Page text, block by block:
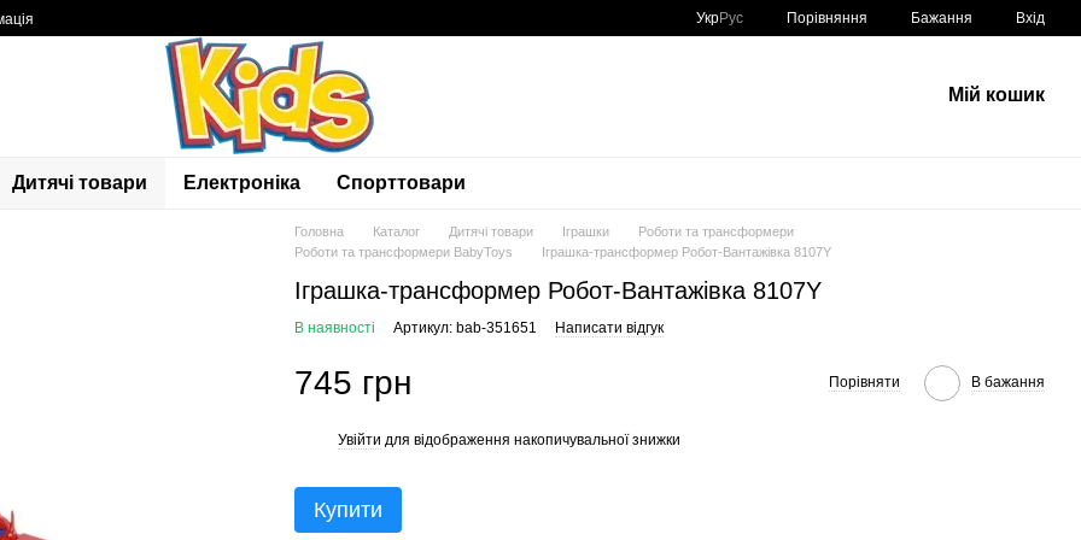
УкрРус Порівняння Бажання Вхід
Мій кошик
Дитячі товари Електроніка Спорттовари
Головна Каталог Дитячі товари Іграшки
Роботи та трансформери
Роботи та трансформери BabyToys
Іграшка-трансформер Робот-Вантажівка 8107Y
Іграшка-трансформер Робот-Вантажівка 8107Y
В наявності Артикул: bab-351651 Написати відгук
745 грн Порівняти В бажання
Увійти для відображення накопичувальної знижки
Купити